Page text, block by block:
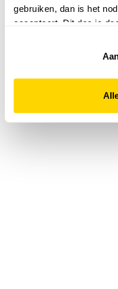
gebruiken, dan is het
accepteert. Dit doe je
website niet optimaal